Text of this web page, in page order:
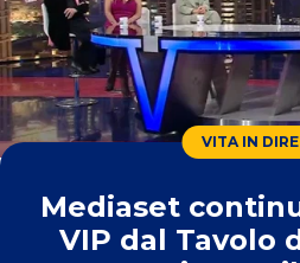
VITA IN
Mediaset
VIP dal Tavolo